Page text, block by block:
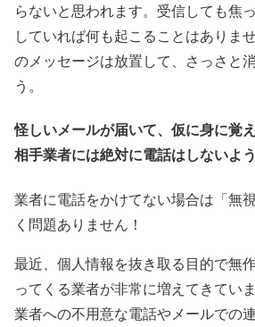
らないと思われます。受信しても焦
していれば何も起こることはありま
のメッセージは放置して、さっさと
う。
怪しいメールが届いて、仮に身に覚
相手業者には絶対に電話はしないよ
業者に電話をかけてない場合は「無
く問題ありません！
最近、個人情報を抜き取る目的で無
ってくる業者が非常に増えてきていま
業者への不用意な電話やメールでの